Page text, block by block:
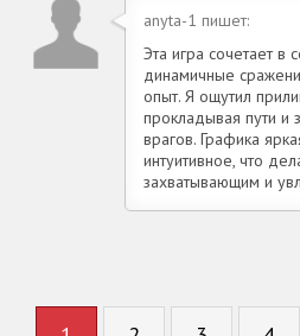
anyta-1 пишет:
Эта игра сочетает в
динамичные
опыт. Я ощутил
прокладывая пути и
врагов. Графика
интуитивное, что
захватывающим и